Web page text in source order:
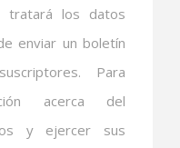
tratará los datos
enviar un boletín
Para
acerca del
y ejercer sus